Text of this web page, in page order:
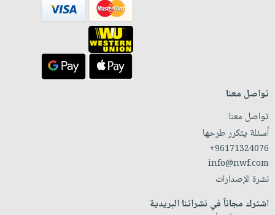
تواصل معنا
تواصل معنا
أسئلة يتكرر طرحها
+96171324076
info@nwf.com
نشرة الإصدارات
اشترك مجاناً في نشراتنا البريدية